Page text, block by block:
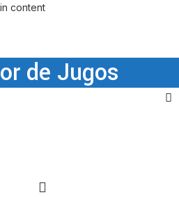
content
de Jugos